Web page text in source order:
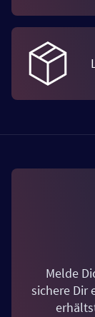
Melde
sichere Dir